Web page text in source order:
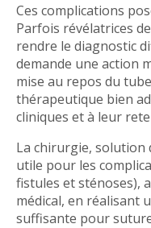
Ces complications
Parfois révélatrices
rendre le diagnostic
demande une action
mise au repos du
thérapeutique bien
cliniques et à leur
La chirurgie,
utile pour les
fistules et sténoses),
médical, en réalisant
suffisante pour